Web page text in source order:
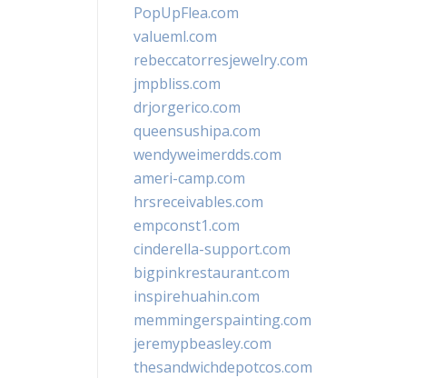
PopUpFlea.com
valueml.com
rebeccatorresjewelry.com
jmpbliss.com
drjorgerico.com
queensushipa.com
wendyweimerdds.com
ameri-camp.com
hrsreceivables.com
empconst1.com
cinderella-support.com
bigpinkrestaurant.com
inspirehuahin.com
memmingerspainting.com
jeremypbeasley.com
thesandwichdepotcos.com